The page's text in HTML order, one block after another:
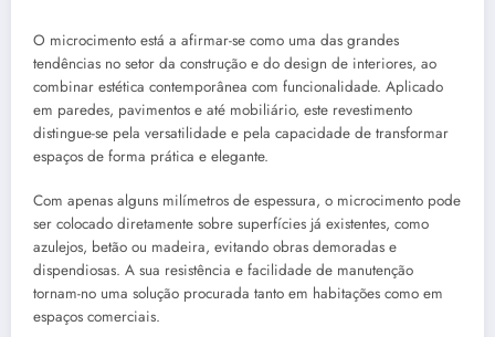
O microcimento está a afirmar-se como uma das grandes
tendências no setor da construção e do design de interiores, ao
combinar estética contemporânea com funcionalidade. Aplicado
em paredes, pavimentos e até mobiliário, este revestimento
distingue-se pela versatilidade e pela capacidade de transformar
espaços de forma prática e elegante.
Com apenas alguns milímetros de espessura, o microcimento pode
ser colocado diretamente sobre superfícies já existentes, como
azulejos, betão ou madeira, evitando obras demoradas e
dispendiosas. A sua resistência e facilidade de manutenção
tornam-no uma solução procurada tanto em habitações como em
espaços comerciais.